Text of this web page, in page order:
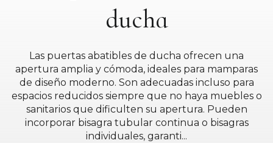
ducha
Las puertas abatibles de ducha ofrecen una
apertura amplia y cómoda, ideales para mamparas
de diseño moderno. Son adecuadas incluso para
espacios reducidos siempre que no haya muebles o
sanitarios que dificulten su apertura. Pueden
incorporar bisagra tubular continua o bisagras
individuales, garanti...